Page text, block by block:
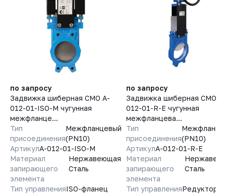
по запросу
Задвижка шиберная СМО A-
012-01-ISO-М чугунная
межфланце...
Тип
присоединения
Межфланцевый
(PN10)
АртикулA-012-01-ISO-М
Материал
запирающего
элемента
Нержавеющая
Сталь
Тип управленияISO-фланец
по запросу
Задвижка шиберная СМО A-
012-01-R-E чугунная
межфланцева...
Тип
присоединения(PN10)
АртикулA-012-01-R-E
Материал
запирающего
элемента
Сталь
Тип управленияРедуктор